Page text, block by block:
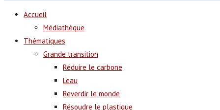
Accueil
Médiathèque
Thématiques
Grande transition
Réduire le carbone
L’eau
Reverdir le monde
Résoudre le plastique